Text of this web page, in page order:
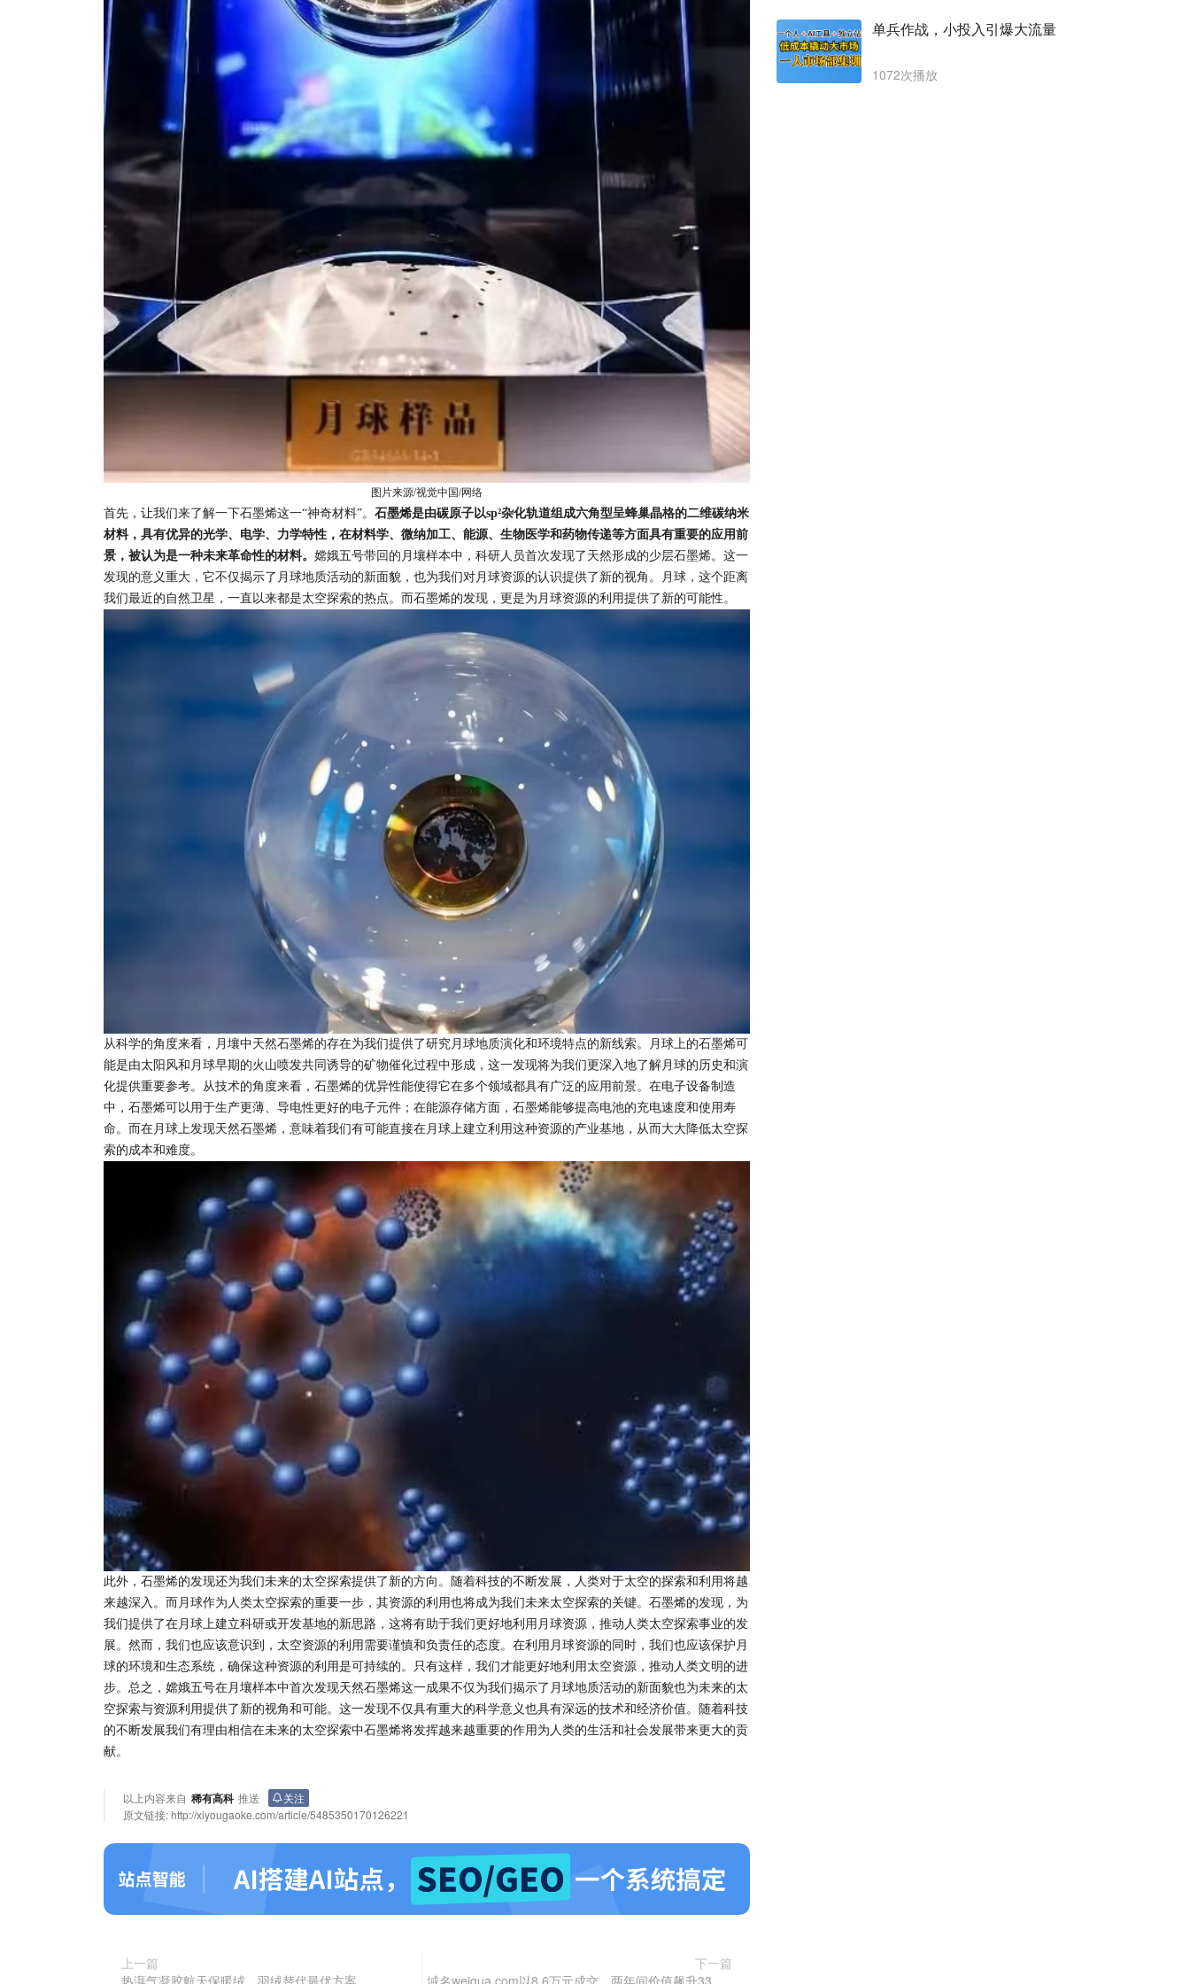
图片来源/视觉中国/网络
首先，让我们来了解一下石墨烯这一“神奇材料”。 石墨烯是由碳原子以sp²杂化轨道组成六角型呈蜂巢晶格的二维碳纳米
材料，具有优异的光学、电学、力学特性，在材料学、微纳加工、能源、生物医学和药物传递等方面具有重要的应用前
景，被认为是一种未来革命性的材料。 嫦娥五号带回的月壤样本中，科研人员首次发现了天然形成的少层石墨烯。这一
发现的意义重大，它不仅揭示了月球地质活动的新面貌，也为我们对月球资源的认识提供了新的视角。月球，这个距离
我们最近的自然卫星，一直以来都是太空探索的热点。而石墨烯的发现，更是为月球资源的利用提供了新的可能性。
从科学的角度来看，月壤中天然石墨烯的存在为我们提供了研究月球地质演化和环境特点的新线索。月球上的石墨烯可
能是由太阳风和月球早期的火山喷发共同诱导的矿物催化过程中形成，这一发现将为我们更深入地了解月球的历史和演
化提供重要参考。从技术的角度来看，石墨烯的优异性能使得它在多个领域都具有广泛的应用前景。在电子设备制造
中，石墨烯可以用于生产更薄、导电性更好的电子元件；在能源存储方面，石墨烯能够提高电池的充电速度和使用寿
命。而在月球上发现天然石墨烯，意味着我们有可能直接在月球上建立利用这种资源的产业基地，从而大大降低太空探
索的成本和难度。
此外，石墨烯的发现还为我们未来的太空探索提供了新的方向。随着科技的不断发展，人类对于太空的探索和利用将越
来越深入。而月球作为人类太空探索的重要一步，其资源的利用也将成为我们未来太空探索的关键。石墨烯的发现，为
我们提供了在月球上建立科研或开发基地的新思路，这将有助于我们更好地利用月球资源，推动人类太空探索事业的发
展。然而，我们也应该意识到，太空资源的利用需要谨慎和负责任的态度。在利用月球资源的同时，我们也应该保护月
球的环境和生态系统，确保这种资源的利用是可持续的。只有这样，我们才能更好地利用太空资源，推动人类文明的进
步。总之，嫦娥五号在月壤样本中首次发现天然石墨烯这一成果不仅为我们揭示了月球地质活动的新面貌也为未来的太
空探索与资源利用提供了新的视角和可能。这一发现不仅具有重大的科学意义也具有深远的技术和经济价值。随着科技
的不断发展我们有理由相信在未来的太空探索中石墨烯将发挥越来越重要的作用为人类的生活和社会发展带来更大的贡
献。
以上内容来自 稀有高科 推送
关注
原文链接:http://xiyougaoke.com/article/5485350170126221
上一篇
下一篇
单兵作战，小投入引爆大流量
1072次播放